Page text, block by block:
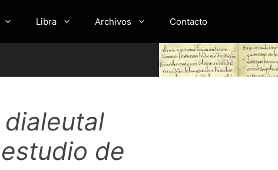
Libra Archivos Contacto
de